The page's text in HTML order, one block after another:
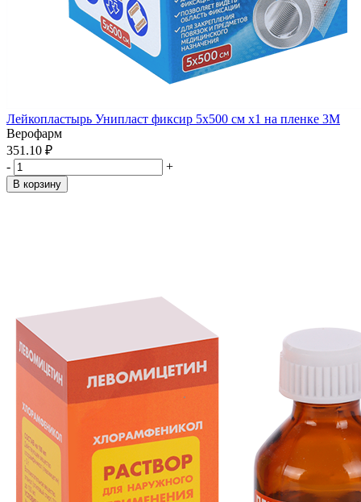
Лейкопластырь Унипласт фиксир 5х500 см x1 на пленке 3М
Верофарм
351.10 ₽
-
+
В корзину